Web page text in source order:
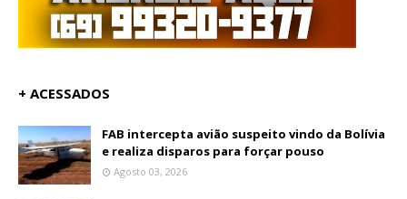
+ ACESSADOS
FAB intercepta avião suspeito vindo da Bolívia
e realiza disparos para forçar pouso
Agosto 03, 2026